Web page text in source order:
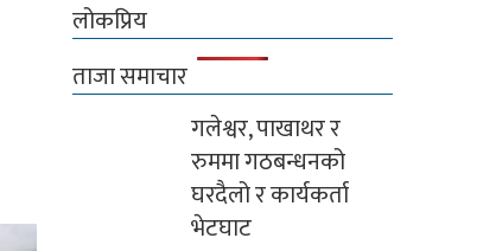
लोकप्रिय
ताजा समाचार
गलेश्वर, पाखाथर र
रुममा गठबन्धनको
घरदैलो र कार्यकर्ता
भेटघाट